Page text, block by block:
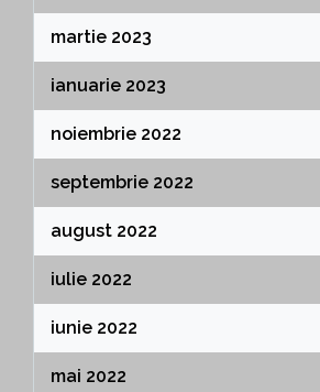
martie 2023
ianuarie 2023
noiembrie 2022
septembrie 2022
august 2022
iulie 2022
iunie 2022
mai 2022